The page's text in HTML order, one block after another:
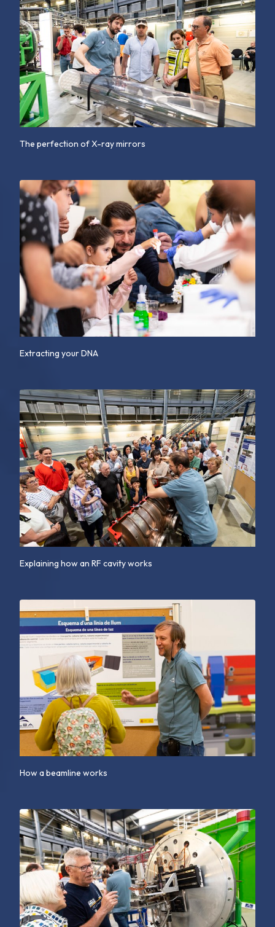
The perfection of X-ray mirrors
Extracting your DNA
Explaining how an RF cavity works
How a beamline works